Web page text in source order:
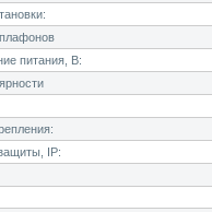
питания, В:
IP: